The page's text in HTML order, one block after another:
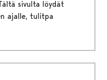
sivulta löydät
ajalle, tulitpa